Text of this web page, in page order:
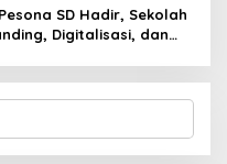
SD Hadir, Sekolah
Digitalisasi, dan